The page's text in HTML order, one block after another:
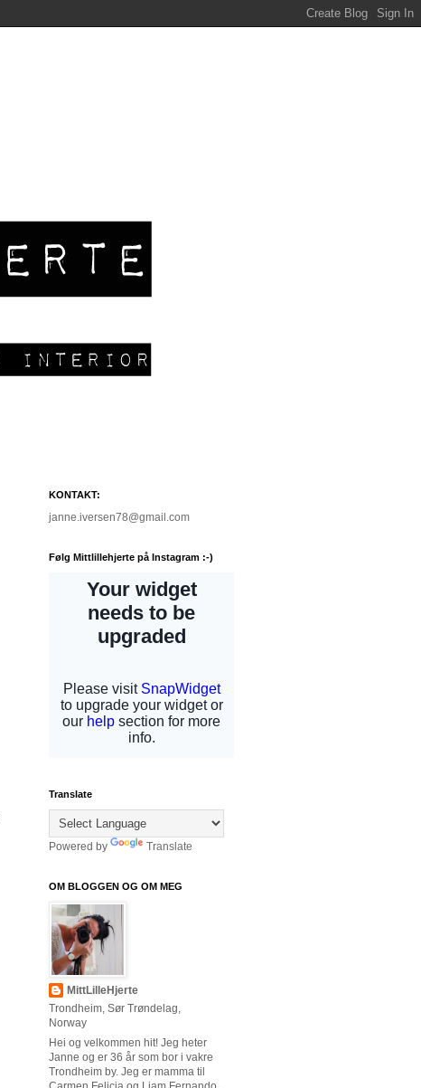
KONTAKT:
janne.iversen78@gmail.com
Følg Mittlillehjerte på Instagram :-)
Translate
Powered by Translate
OM BLOGGEN OG OM MEG
MittLilleHjerte
Trondheim, Sør Trøndelag,
Norway
Hei og velkommen hit! Jeg heter
Janne og er 36 år som bor i vakre
Trondheim by. Jeg er mamma til